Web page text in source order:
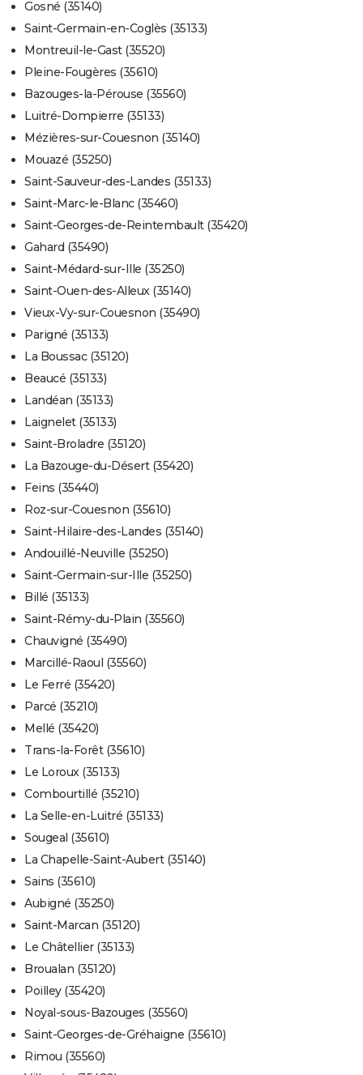
Gosné (35140)
Saint-Germain-en-Coglès (35133)
Montreuil-le-Gast (35520)
Pleine-Fougères (35610)
Bazouges-la-Pérouse (35560)
Luitré-Dompierre (35133)
Mézières-sur-Couesnon (35140)
Mouazé (35250)
Saint-Sauveur-des-Landes (35133)
Saint-Marc-le-Blanc (35460)
Saint-Georges-de-Reintembault (35420)
Gahard (35490)
Saint-Médard-sur-Ille (35250)
Saint-Ouen-des-Alleux (35140)
Vieux-Vy-sur-Couesnon (35490)
Parigné (35133)
La Boussac (35120)
Beaucé (35133)
Landéan (35133)
Laignelet (35133)
Saint-Broladre (35120)
La Bazouge-du-Désert (35420)
Feins (35440)
Roz-sur-Couesnon (35610)
Saint-Hilaire-des-Landes (35140)
Andouillé-Neuville (35250)
Saint-Germain-sur-Ille (35250)
Billé (35133)
Saint-Rémy-du-Plain (35560)
Chauvigné (35490)
Marcillé-Raoul (35560)
Le Ferré (35420)
Parcé (35210)
Mellé (35420)
Trans-la-Forêt (35610)
Le Loroux (35133)
Combourtillé (35210)
La Selle-en-Luitré (35133)
Sougeal (35610)
La Chapelle-Saint-Aubert (35140)
Sains (35610)
Aubigné (35250)
Saint-Marcan (35120)
Le Châtellier (35133)
Broualan (35120)
Poilley (35420)
Noyal-sous-Bazouges (35560)
Saint-Georges-de-Gréhaigne (35610)
Rimou (35560)